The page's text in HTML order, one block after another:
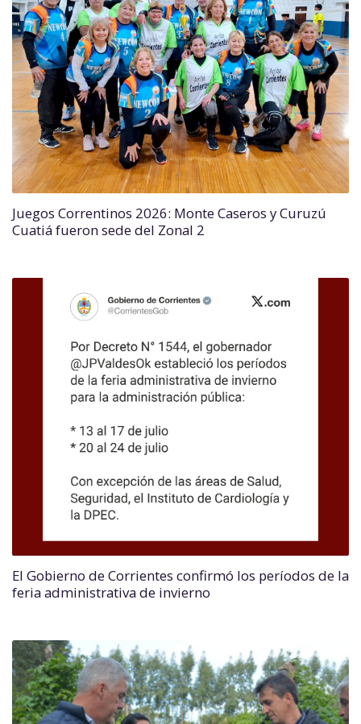
Juegos Correntinos 2026: Monte Caseros y Curuzú
Cuatiá fueron sede del Zonal 2
El Gobierno de Corrientes confirmó los períodos de la
feria administrativa de invierno